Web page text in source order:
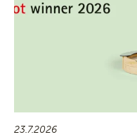
23.7.2026